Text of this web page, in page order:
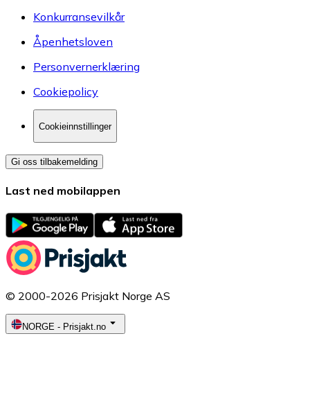
Konkurransevilkår
Åpenhetsloven
Personvernerklæring
Cookiepolicy
Cookieinnstillinger
Gi oss tilbakemelding
Last ned mobilappen
© 2000-2026 Prisjakt Norge AS
NORGE - Prisjakt.no